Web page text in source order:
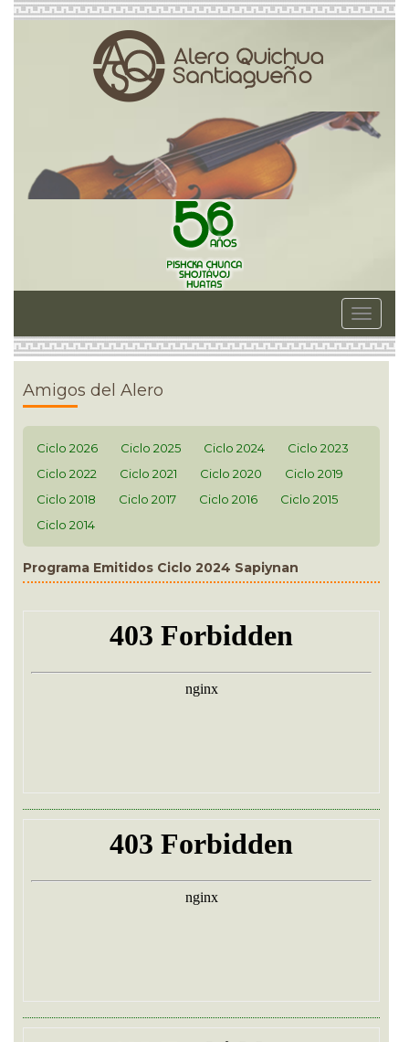
Toggle
Amigos del Alero
Ciclo 2026 Ciclo 2025 Ciclo 2024
Ciclo 2023
Ciclo 2022
Ciclo 2021 Ciclo 2020
Ciclo 2019
Ciclo 2018
Ciclo 2017 Ciclo 2016
Ciclo 2015
Ciclo 2014
Programa Emitidos Ciclo 2024 Sapiynan